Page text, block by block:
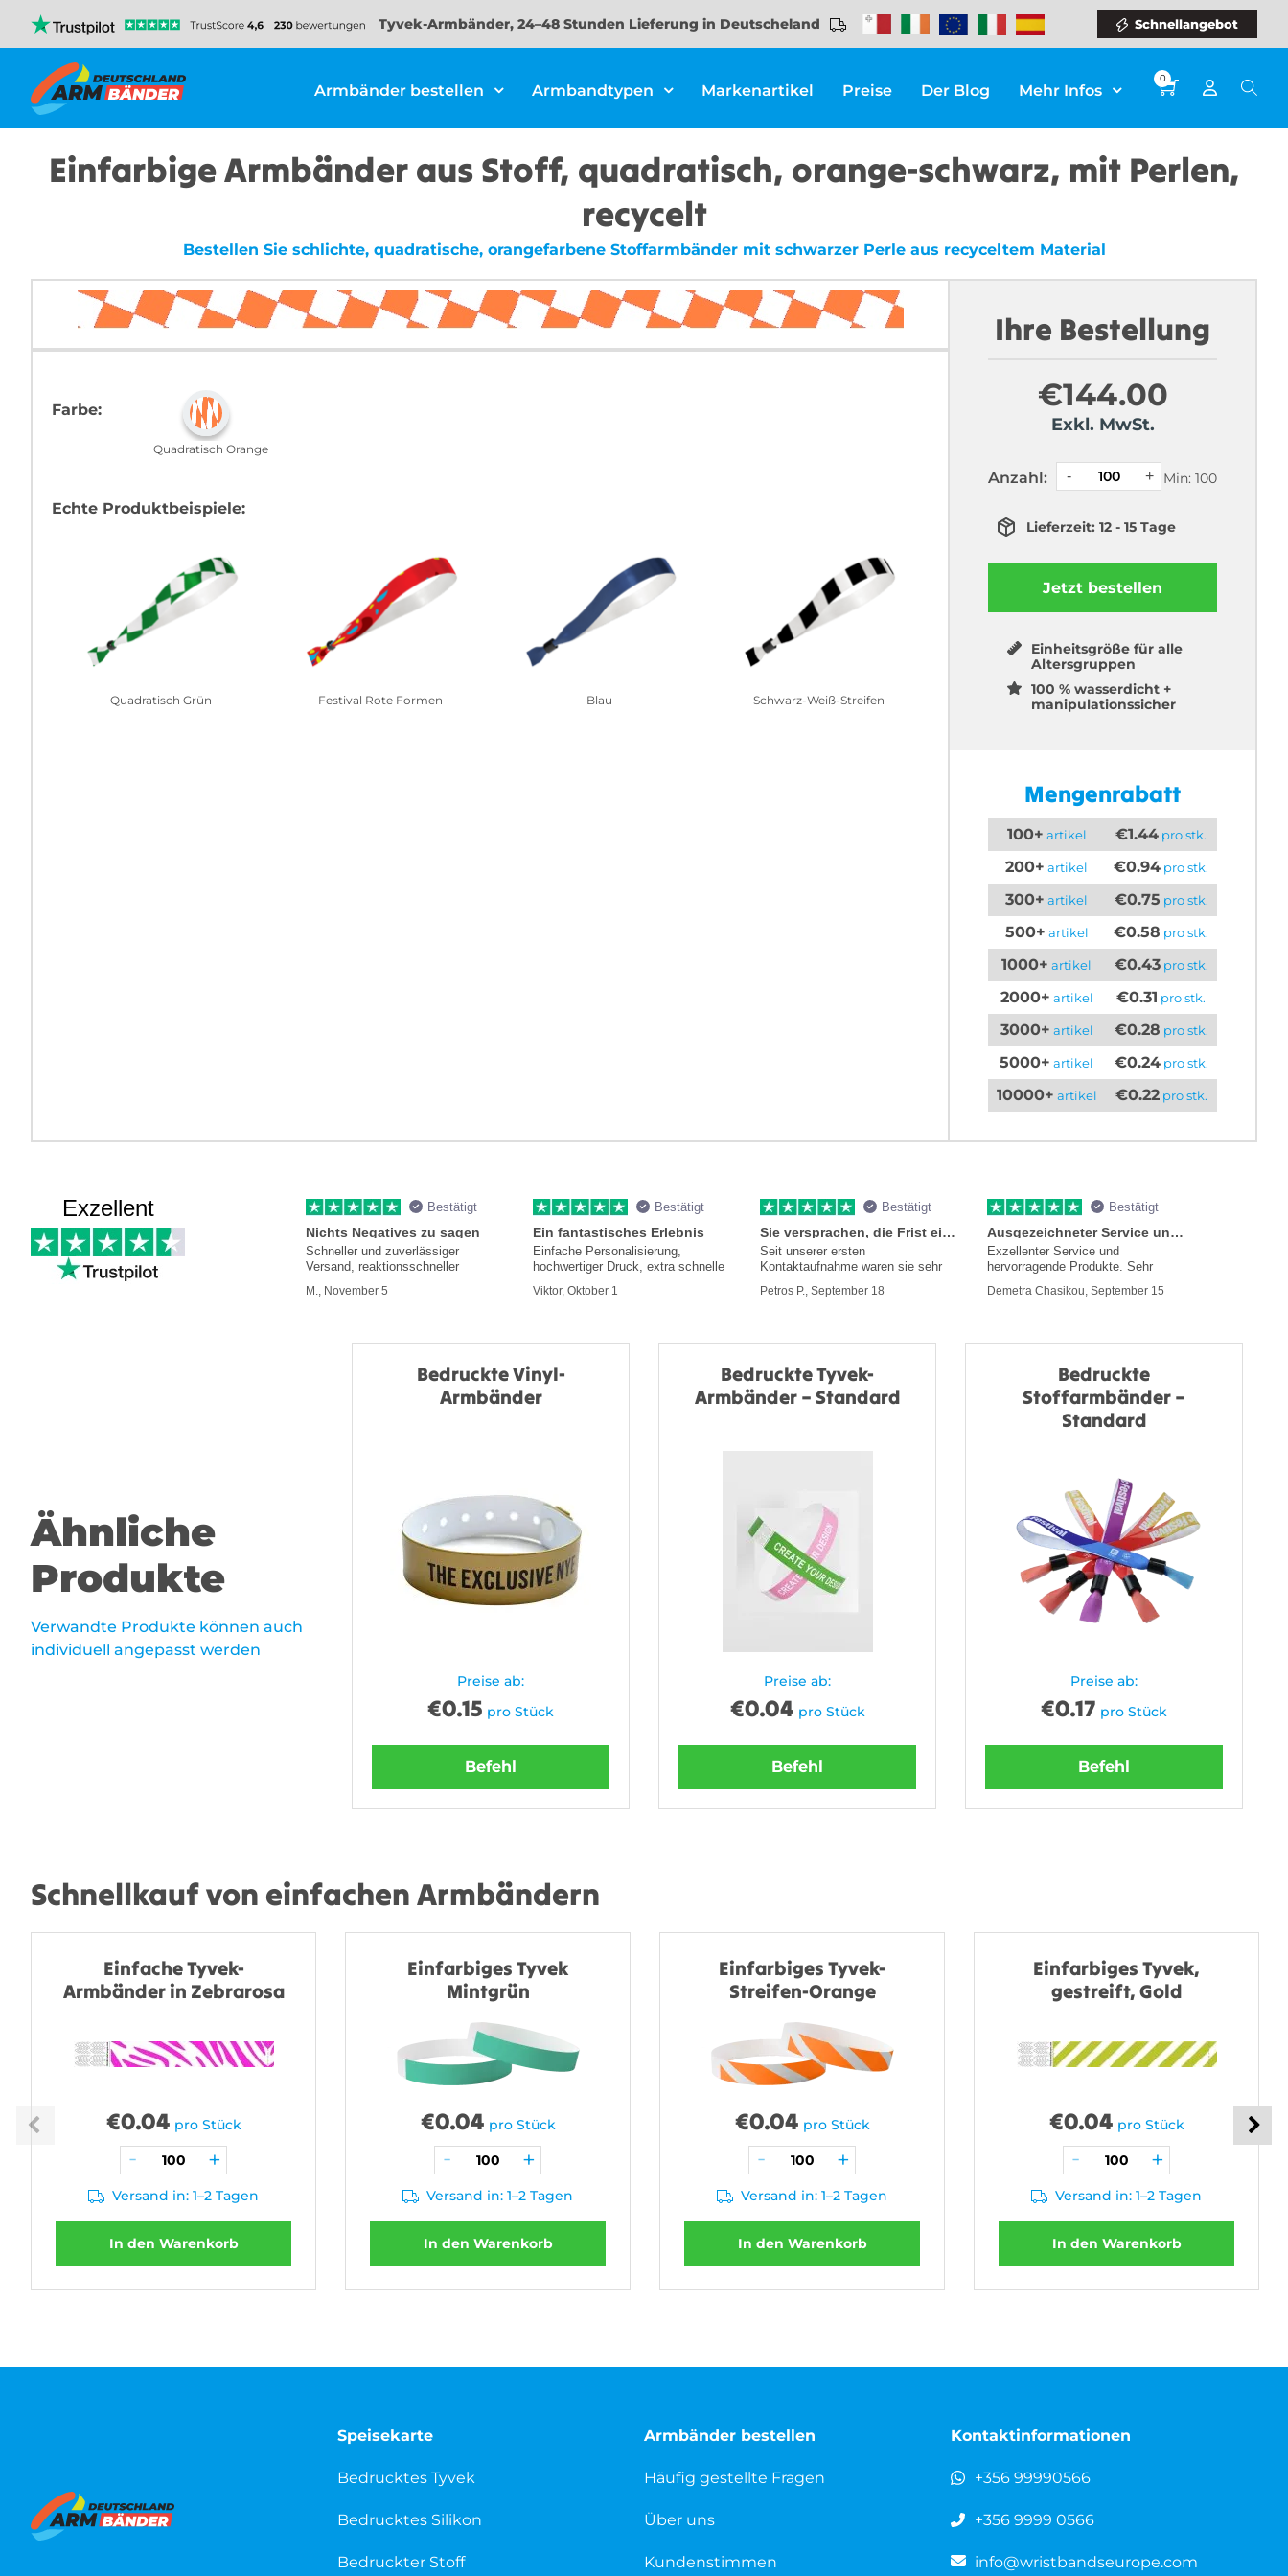
Tyvek-Armbänder, 24–48 Stunden Lieferung in Deutscheland Schnellangebot
Armbänder bestellen Armbandtypen Markenartikel Preise Der Blog Mehr Infos
0
Einfarbige Armbänder aus Stoff, quadratisch, orange-schwarz, mit Perlen,
recycelt
Bestellen Sie schlichte, quadratische, orangefarbene Stoffarmbänder mit schwarzer Perle aus recyceltem Material
Farbe:
Quadratisch Orange
Echte Produktbeispiele:
Quadratisch Grün Festival Rote Formen Blau Schwarz-Weiß-Streifen
Ihre Bestellung
€144.00
Exkl. MwSt.
Anzahl: Min: 100
Lieferzeit: 12 - 15 Tage
Jetzt bestellen
Einheitsgröße für alle
Altersgruppen
100 % wasserdicht +
manipulationssicher
Mengenrabatt
100+ artikel €1.44 pro stk.
200+ artikel €0.94 pro stk.
300+ artikel €0.75 pro stk.
500+ artikel €0.58 pro stk.
1000+ artikel €0.43pro stk.
2000+ artikel €0.31 pro stk.
3000+ artikel €0.28 pro stk.
5000+ artikel €0.24pro stk.
10000+ artikel €0.22pro stk.
Exzellent Bestätigt
Nichts Negatives zu sagen
Schneller und zuverlässiger
Versand, reaktionsschneller
M., November 5
Bestätigt
Ein fantastisches Erlebnis
Einfache Personalisierung,
hochwertiger Druck, extra schnelle
Viktor, Oktober 1
Bestätigt
Sie versprachen, die Frist einzuhalten
Seit unserer ersten
Kontaktaufnahme waren sie sehr
Petros P., September 18
Bestätigt
Ausgezeichneter Service und Produkte
Exzellenter Service und
hervorragende Produkte. Sehr
Demetra Chasikou, September 15
Ähnliche
Produkte
Verwandte Produkte können auch
individuell angepasst werden
Bedruckte Vinyl-
Armbänder
Preise ab:
€0.15 pro Stück
Befehl
Bedruckte Tyvek-
Armbänder – Standard
Preise ab:
€0.04 pro Stück
Befehl
Bedruckte
Stoffarmbänder –
Standard
Preise ab:
€0.17 pro Stück
Befehl
Schnellkauf von einfachen Armbändern
Einfache Tyvek-
Armbänder in Zebrarosa
€0.04 pro Stück
Versand in: 1–2 Tagen
In den Warenkorb
Einfarbiges Tyvek
Mintgrün
€0.04 pro Stück
Versand in: 1–2 Tagen
In den Warenkorb
Einfarbiges Tyvek-
Streifen-Orange
€0.04 pro Stück
Versand in: 1–2 Tagen
In den Warenkorb
Einfarbiges Tyvek,
gestreift, Gold
€0.04 pro Stück
Versand in: 1–2 Tagen
In den Warenkorb
Speisekarte
Bedrucktes Tyvek
Bedrucktes Silikon
Bedruckter Stoff
Armbänder bestellen
Häufig gestellte Fragen
Über uns
Kundenstimmen
Kontaktinformationen
+356 99990566
+356 9999 0566
info@wristbandseurope.com